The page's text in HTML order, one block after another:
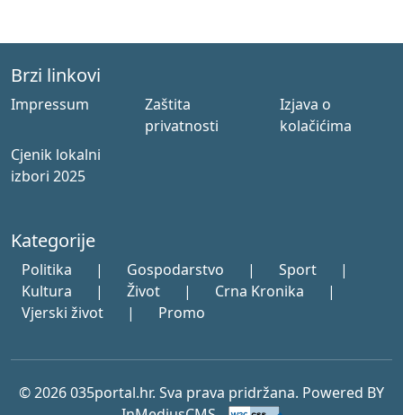
Brzi linkovi
Impressum
Zaštita
privatnosti
Izjava o
kolačićima
Cjenik lokalni
izbori 2025
Kategorije
Politika | Gospodarstvo | Sport
|
Kultura
| Život | Crna Kronika
|
Vjerski život
| Promo
© 2026 035portal.hr. Sva prava pridržana. Powered BY